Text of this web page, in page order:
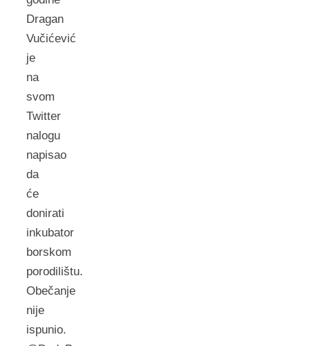
Dragan
Vučićević
je
na
svom
Twitter
nalogu
napisao
da
će
donirati
inkubator
borskom
porodilištu.
Obečanje
nije
ispunio.